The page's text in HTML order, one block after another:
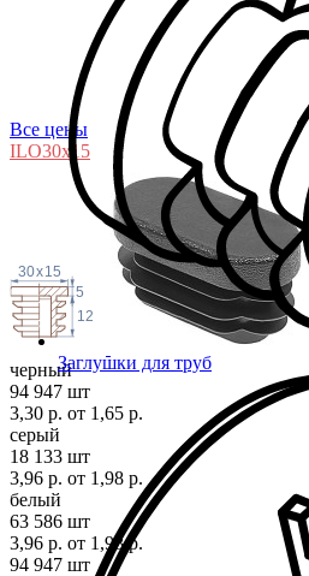
Заглушки для труб
Все цены
ILO30x 15
5
12
15
x
30
черный
94 947 шт
3,30 р. от 1,65 р.
серый
18 133 шт
3,96 р. от 1,98 р.
белый
63 586 шт
3,96 р. от 1,98 р.
94 947 шт